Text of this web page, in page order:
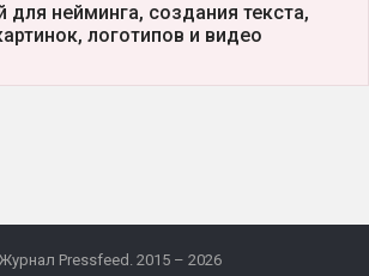
для нейминга, создания текста,
логотипов и видео
Pressfeed. 2015 – 2026